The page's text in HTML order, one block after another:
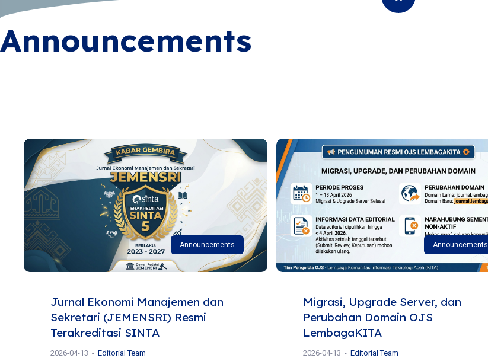
Announcements
Announcements
Jurnal Ekonomi Manajemen dan
Sekretari (JEMENSRI) Resmi
Terakreditasi SINTA
2026-04-13 Editorial Team
Announcements
Migrasi, Upgrade Server, dan
Perubahan Domain OJS
LembagaKITA
2026-04-13 Editorial Team